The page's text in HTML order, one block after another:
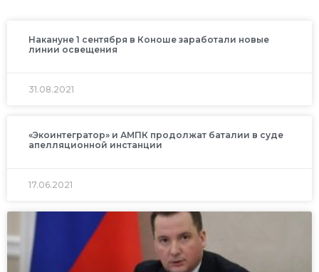
Накануне 1 сентября в Коноше заработали новые
линии освещения
31.08.2021
«Экоинтегратор» и АМПК продолжат баталии в суде
апелляционной инстанции
17.06.2021